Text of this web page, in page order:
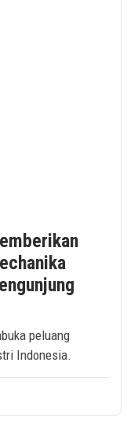
peluang
Indonesia.